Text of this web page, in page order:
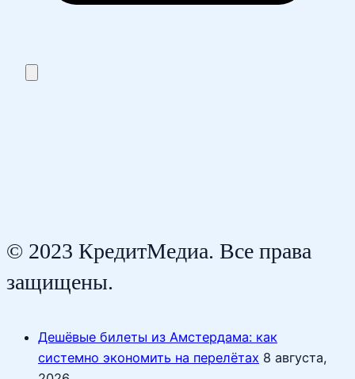
© 2023 КредитМедиа. Все права
защищены.
Дешёвые билеты из Амстердама: как
системно экономить на перелётах 8 августа,